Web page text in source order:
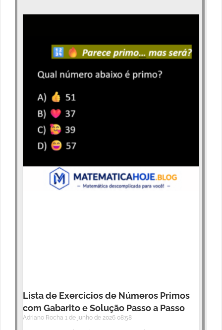
Lista de Exercícios de Números Primos
com Gabarito e Solução Passo a Passo
Adriano Rocha 1 de junho de 2026 08:58